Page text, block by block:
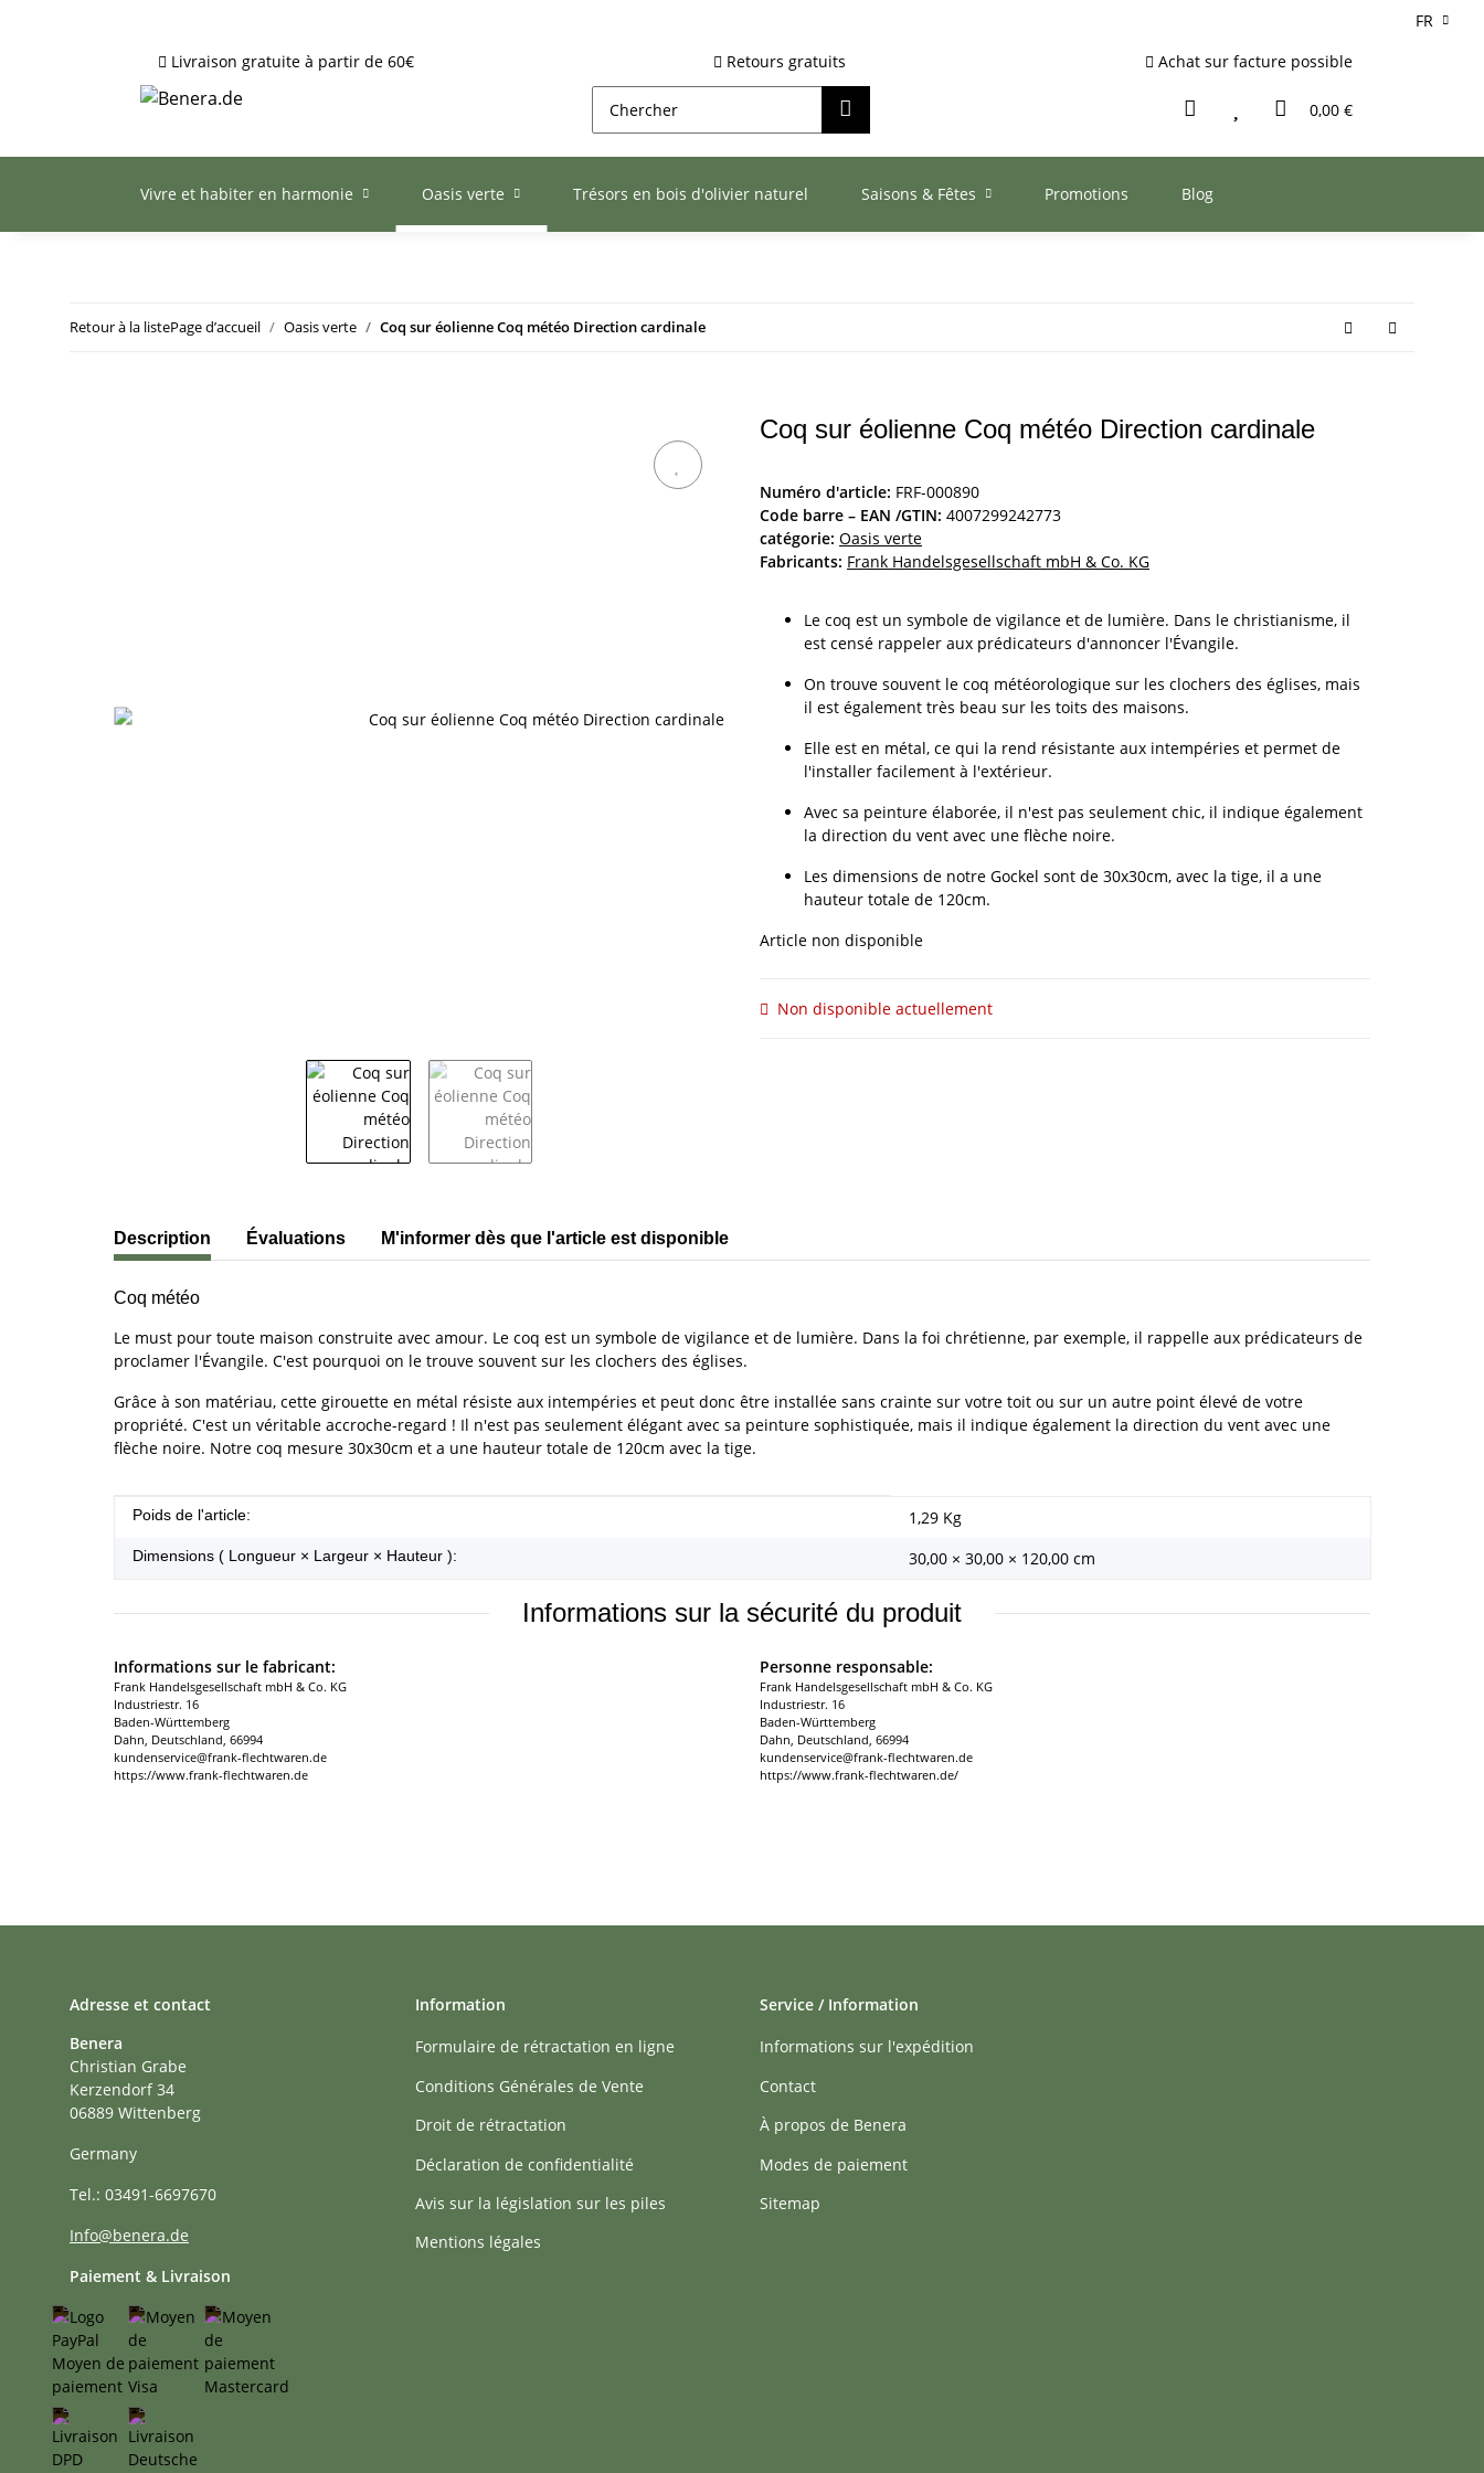
FR
Livraison gratuite à partir de 60€
Retours gratuits Achat sur facture possible
0,00 €
Vivre et habiter en harmonie Oasis verte Trésors en bois d'olivier naturel Saisons & Fêtes Promotions Blog
Retour à la listePage d’accueil Oasis verte Coq sur éolienne Coq météo Direction cardinale
Coq sur éolienne Coq météo Direction cardinale
Numéro d'article: FRF-000890
Code barre – EAN /GTIN: 4007299242773
catégorie: Oasis verte
Fabricants: Frank Handelsgesellschaft mbH & Co. KG
Le coq est un symbole de vigilance et de lumière. Dans le christianisme, il
est censé rappeler aux prédicateurs d'annoncer l'Évangile.
On trouve souvent le coq météorologique sur les clochers des églises, mais
il est également très beau sur les toits des maisons.
Elle est en métal, ce qui la rend résistante aux intempéries et permet de
l'installer facilement à l'extérieur.
Avec sa peinture élaborée, il n'est pas seulement chic, il indique également
la direction du vent avec une flèche noire.
Les dimensions de notre Gockel sont de 30x30cm, avec la tige, il a une
hauteur totale de 120cm.
Article non disponible
Non disponible actuellement
#productDetails.showMoreTabs#
Description Évaluations M'informer dès que l'article est disponible
Coq météo
Le must pour toute maison construite avec amour. Le coq est un symbole de vigilance et de lumière. Dans la foi chrétienne, par exemple, il rappelle aux prédicateurs de
proclamer l'Évangile. C'est pourquoi on le trouve souvent sur les clochers des églises.
Grâce à son matériau, cette girouette en métal résiste aux intempéries et peut donc être installée sans crainte sur votre toit ou sur un autre point élevé de votre
propriété. C'est un véritable accroche-regard ! Il n'est pas seulement élégant avec sa peinture sophistiquée, mais il indique également la direction du vent avec une
flèche noire. Notre coq mesure 30x30cm et a une hauteur totale de 120cm avec la tige.
#productDetails.itemInformation#
#productDetails.itemValue#
Poids de l'article: 1,29 Kg
Dimensions ( Longueur × Largeur × Hauteur ): 30,00 × 30,00 × 120,00 cm
Informations sur la sécurité du produit
Informations sur le fabricant:
Frank Handelsgesellschaft mbH & Co. KG
Industriestr. 16
Baden-Württemberg
Dahn, Deutschland, 66994
kundenservice@frank-flechtwaren.de
https://www.frank-flechtwaren.de
Personne responsable:
Frank Handelsgesellschaft mbH & Co. KG
Industriestr. 16
Baden-Württemberg
Dahn, Deutschland, 66994
kundenservice@frank-flechtwaren.de
https://www.frank-flechtwaren.de/
Adresse et contact
Benera
Christian Grabe
Kerzendorf 34
06889 Wittenberg
Germany
Tel.: 03491-6697670
Info@benera.de
Paiement & Livraison
Information
Formulaire de rétractation en ligne
Conditions Générales de Vente
Droit de rétractation
Déclaration de confidentialité
Avis sur la législation sur les piles
Mentions légales
Service / Information
Informations sur l'expédition
Contact
À propos de Benera
Modes de paiement
Sitemap